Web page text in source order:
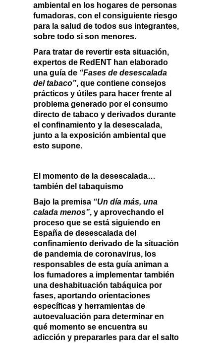
ambiental en los hogares de personas
fumadoras, con el consiguiente riesgo
para la salud de todos sus integrantes,
sobre todo si son menores.
Para tratar de revertir esta situación,
expertos de RedENT han elaborado
una guía de “Fases de desescalada
del tabaco”,que contiene consejos
prácticos y útiles para hacer frente al
problema generado por el consumo
directo de tabaco y derivados durante
el confinamiento y la desescalada,
junto a la exposición ambiental que
esto supone.
El momento de la desescalada…
también del tabaquismo
Bajo la premisa “Un día más, una
calada menos”, y aprovechando el
proceso que se está siguiendo en
España de desescalada del
confinamiento derivado de la situación
de pandemia de coronavirus, los
responsables de esta guía animan a
los fumadores a implementar también
una deshabituación tabáquica por
fases, aportando orientaciones
específicas y herramientas de
autoevaluación para determinar en
qué momento se encuentra su
adicción y prepararles para dar el salto